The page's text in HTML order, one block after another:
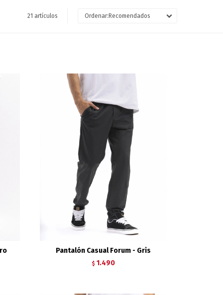
21 artículos Recomendados
Pantalón Casual Forum - Gris
$ 1.490